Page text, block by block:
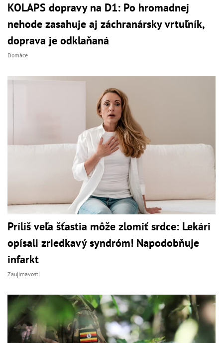
KOLAPS dopravy na D1: Po hromadnej
nehode zasahuje aj záchranársky vrtuľník,
doprava je odklaňaná
Domáce
Príliš veľa šťastia môže zlomiť srdce: Lekári
opísali zriedkavý syndróm! Napodobňuje
infarkt
Zaujímavosti